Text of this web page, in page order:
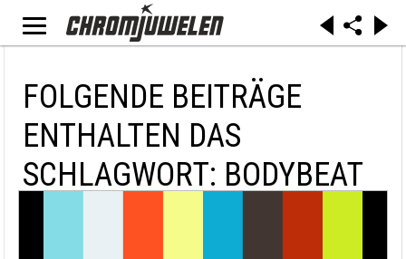
FOLGENDE BEITRÄGE
ENTHALTEN DAS
SCHLAGWORT: BODYBEAT